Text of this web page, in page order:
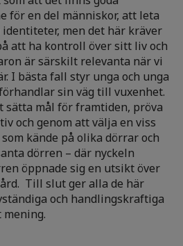
för en del människor, att leta
men det här kräver
att ha kontroll över sitt liv och
är särskilt relevanta när vi
I bästa fall styr unga och unga
sin väg till vuxenhet.
sätta mål för framtiden, pröva
och genom att välja en viss
kände på olika dörrar och
dörren – där nyckeln
öppnade sig en utsikt över
Till slut ger alla de här
och handlingskraftiga